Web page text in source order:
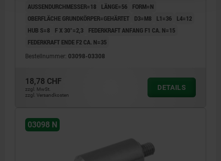
AUSSENDURCHMESSER=18
LÄNGE=56
FORM=N
OBERFLÄCHE GRUNDKÖRPER=GEHÄRTET
D3=M8 L1=36
L4=12
HUB S=8
F X 30°=2,3
FEDERKRAFT ANFANG F1 CA. N=15
FEDERKRAFT ENDE F2 CA. N=35
Bestellnummer: 03098-03308
18,78 CHF
zzgl. MwSt.
zzgl. Versandkosten
DETAILS
03098 N